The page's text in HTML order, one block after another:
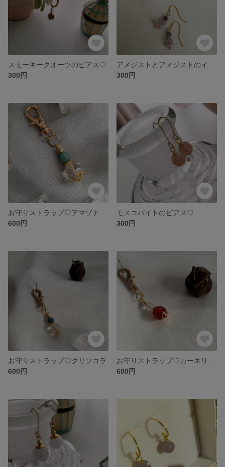
スモーキークオーツのピアス♡
300円
300円
600円
モスコバイトのピアス♡
300円
お守りストラップ♡クリソコラ
600円
600円